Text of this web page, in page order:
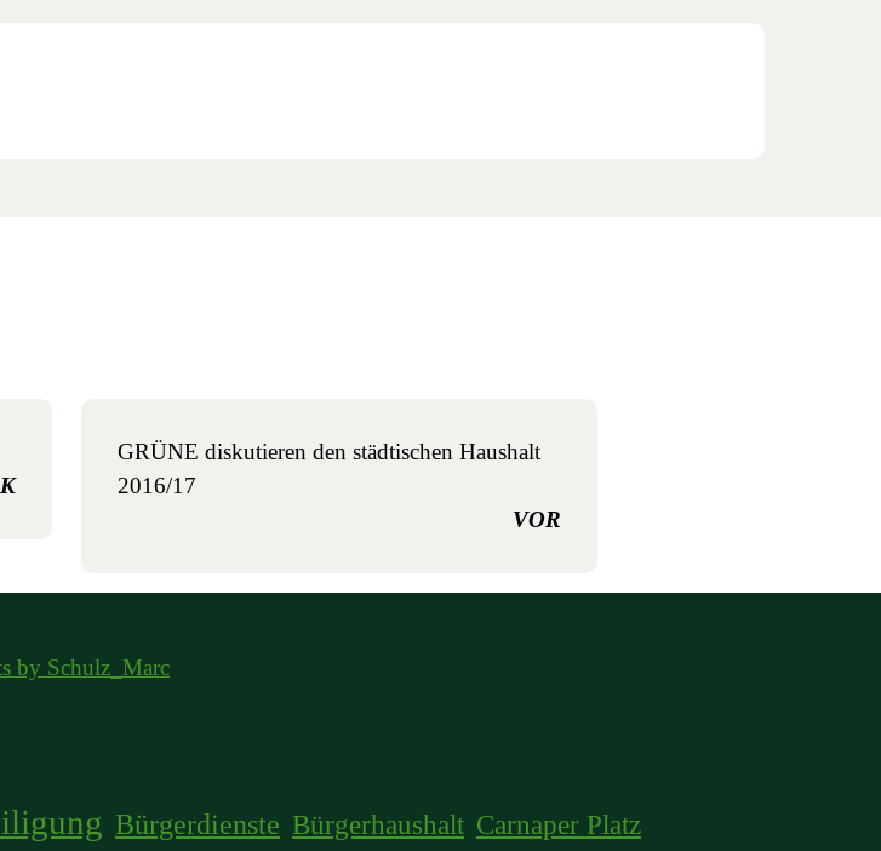
GRÜNE diskutieren den städtischen Haushalt
2016/17
VOR
by Schulz_Marc
Bürgerdienste Bürgerhaushalt Carnaper Platz